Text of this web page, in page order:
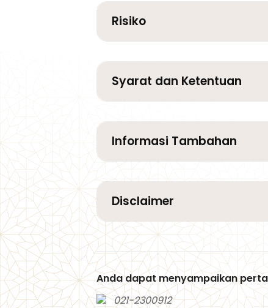
Risiko
Syarat dan Ketentuan
Informasi Tambahan
Disclaimer
Anda dapat menyampaikan
021-2300912